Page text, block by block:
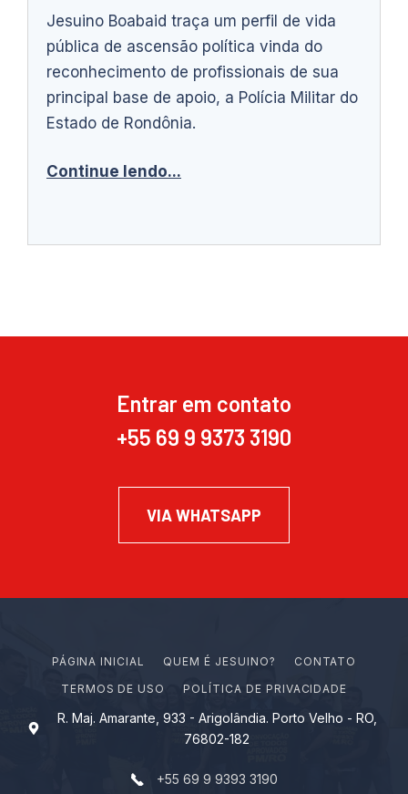
Jesuino Boabaid traça um perfil de vida
pública de ascensão política vinda do
reconhecimento de profissionais de sua
principal base de apoio, a Polícia Militar do
Estado de Rondônia.
Continue lendo...
Entrar em contato
+55 69 9 9373 3190
VIA WHATSAPP
PÁGINA INICIAL Q U EM É J ES U I N O?
CONTATO
TERMOS DE USO
POLÍTICA DE PRIVACIDADE
R. Maj. Amarante, 933 - Arigolândia. Porto Velho - RO,
76802-182
+55 69 9 9393 3190